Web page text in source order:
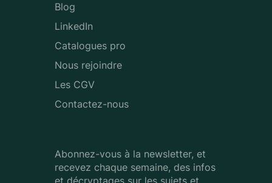
Blog
LinkedIn
Catalogues pro
Nous rejoindre
Les CGV
Contactez-nous
Abonnez-vous à la newsletter, et
recevez chaque semaine, des infos